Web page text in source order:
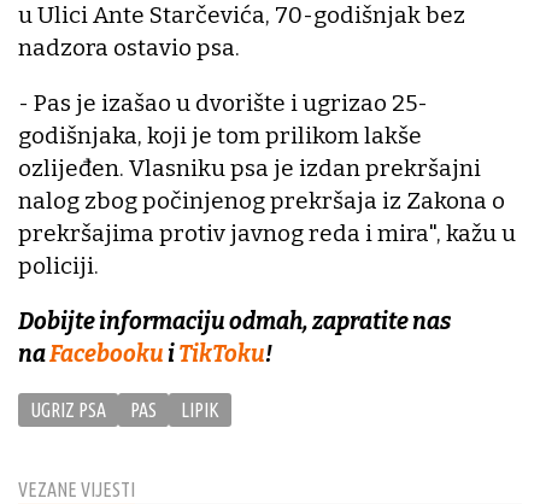
VEZANE VIJESTI
u Ulici Ante Starčevića, 70-godišnjak bez
nadzora ostavio psa.
- Pas je izašao u dvorište i ugrizao 25-
godišnjaka, koji je tom prilikom lakše
ozlijeđen. Vlasniku psa je izdan prekršajni
nalog zbog počinjenog prekršaja iz Zakona o
prekršajima protiv javnog reda i mira", kažu u
policiji.
Dobijte informaciju odmah, zapratite nas
naFacebookuiTikToku!
UGRIZ PSA PAS LIPIK